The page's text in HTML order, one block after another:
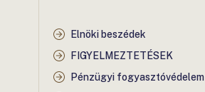
Elnöki beszédek
FIGYELMEZTETÉSEK
Pénzügyi fogyasztóvédelem